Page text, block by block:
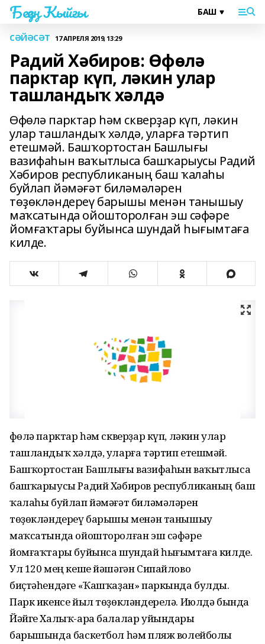
Беҙҙең Ҡыйғы
СӘЙӘСӘТ 17 АПРЕЛЯ 2019, 13:29
Радий Хәбиров: Өфөлә
парктар күп, ләкин улар
ташландыҡ хәлдә
Өфөлә парктар һәм скверҙар күп, ләкин
улар ташландыҡ хәлдә, уларға тәртип
етешмәй. Башҡортостан Башлығы
вазифаһын ваҡытлыса башҡарыусы Радий
Хәбиров республиканың баш ҡалаһы
буйлап йәмәғәт биләмәләрен
төҙөкләндереү барышы менән танышыу
маҡсатында ойошторолған эш сәфәре
йомғаҡтары буйынса шундай һығымтаға
килде.
Өфөлә парктар һәм скверҙар күп, ләкин улар
ташландыҡ хәлдә, уларға тәртип етешмәй.
Башҡортостан Башлығы вазифаһын ваҡытлыса
башҡарыусы Радий Хәбиров республиканың баш
ҡалаһы буйлап йәмәғәт биләмәләрен
төҙөкләндереү барышы менән танышыу
маҡсатында ойошторолған эш сәфәре
йомғаҡтары буйынса шундай һығымтаға килде.
Ул 120 мең кеше йәшәгән Сипайлово
биҫтәһендәге «Ҡашҡаҙан» паркында булды.
Парк икенсе йыл төҙөкләндерелә. Июлдә бында
Йәйге Халыҡ-ара балалар уйындары
барышында баскетбол һәм пляж волейболы